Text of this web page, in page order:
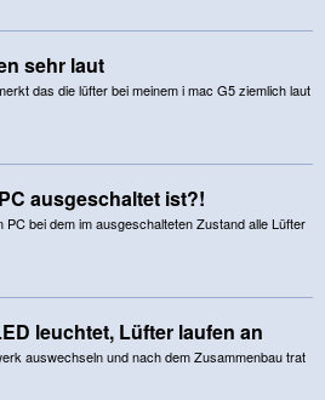
sehr laut
das die lüfter bei meinem i mac G5 ziemlich laut
ausgeschaltet ist?!
bei dem im ausgeschalteten Zustand alle Lüfter
leuchtet, Lüfter laufen an
auswechseln und nach dem Zusammenbau trat